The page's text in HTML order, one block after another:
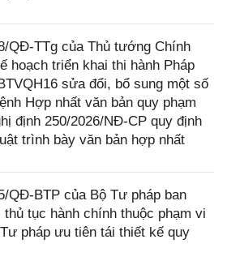
QĐ-TTg của Thủ tướng Chính
hoạch triển khai thi hành Pháp
sửa đổi, bổ sung một số
Hợp nhất văn bản quy phạm
định 250/2026/NĐ-CP quy định
trình bày văn bản hợp nhất
QĐ-BTP của Bộ Tư pháp ban
thủ tục hành chính thuộc phạm vi
pháp ưu tiên tái thiết kế quy